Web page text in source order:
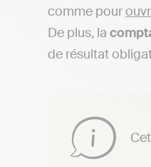
comme pour
De plus, la
de résultat